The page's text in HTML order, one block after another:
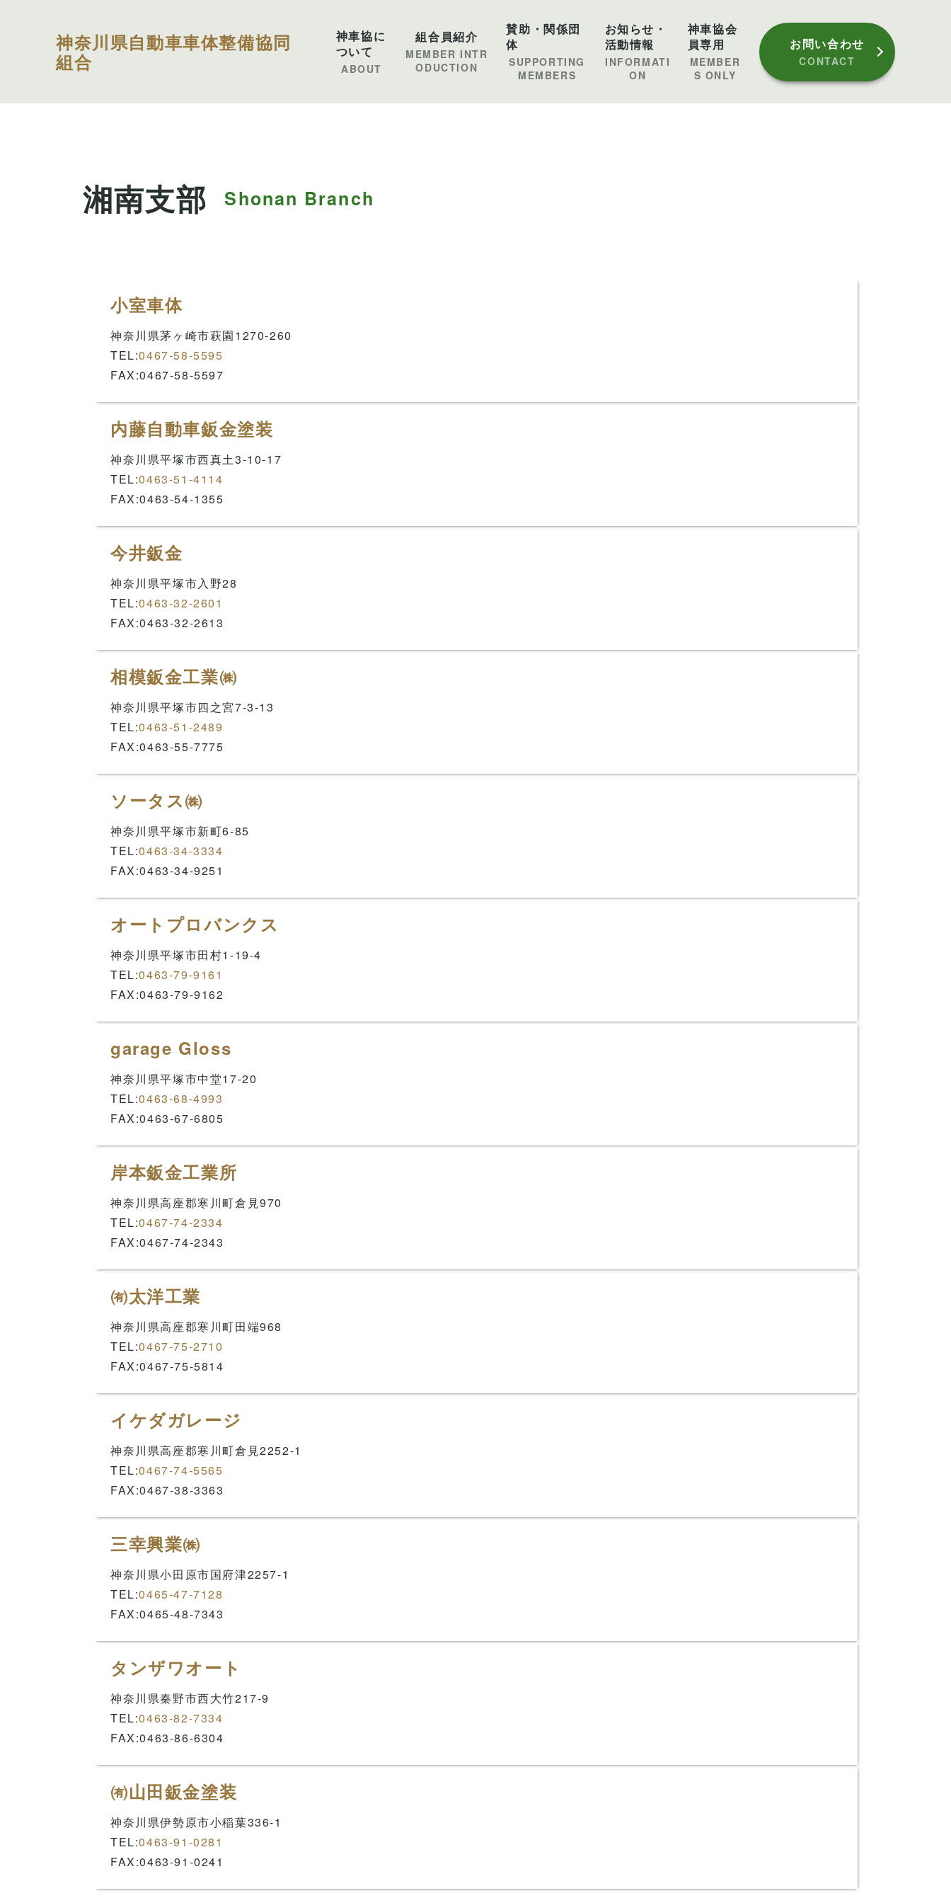
神奈川県自動車車体整備協同
組合
神車協に
ついて
ABOUT
組合員紹介
MEMBER INTR
ODUCTION
賛助・関係団
体
SUPPORTING
MEMBERS
お知らせ・
活動情報
INFORMATI
ON
神車協会
員専用
MEMBER
S ONLY
お問い合わせ
CONTACT
湘南支部 Shonan Branch
小室車体
神奈川県茅ヶ崎市萩園1270-260
TEL:0467-58-5595
FAX:0467-58-5597
内藤自動車鈑金塗装
神奈川県平塚市西真土3-10-17
TEL:0463-51-4114
FAX:0463-54-1355
今井鈑金
神奈川県平塚市入野28
TEL:0463-32-2601
FAX:0463-32-2613
相模鈑金工業㈱
神奈川県平塚市四之宮7-3-13
TEL:0463-51-2489
FAX:0463-55-7775
ソータス㈱
神奈川県平塚市新町6-85
TEL:0463-34-3334
FAX:0463-34-9251
オートプロバンクス
神奈川県平塚市田村1-19-4
TEL:0463-79-9161
FAX:0463-79-9162
garage Gloss
神奈川県平塚市中堂17-20
TEL:0463-68-4993
FAX:0463-67-6805
岸本鈑金工業所
神奈川県高座郡寒川町倉見970
TEL:0467-74-2334
FAX:0467-74-2343
㈲太洋工業
神奈川県高座郡寒川町田端968
TEL:0467-75-2710
FAX:0467-75-5814
イケダガレージ
神奈川県高座郡寒川町倉見2252-1
TEL:0467-74-5565
FAX:0467-38-3363
三幸興業㈱
神奈川県小田原市国府津2257-1
TEL:0465-47-7128
FAX:0465-48-7343
タンザワオート
神奈川県秦野市西大竹217-9
TEL:0463-82-7334
FAX:0463-86-6304
㈲山田鈑金塗装
神奈川県伊勢原市小稲葉336-1
TEL:0463-91-0281
FAX:0463-91-0241